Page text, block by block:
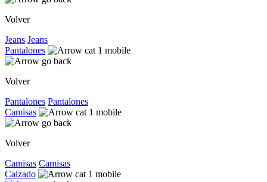
Volver
Jeans Jeans
Pantalones
Volver
Pantalones Pantalones
Camisas
Volver
Camisas Camisas
Calzado